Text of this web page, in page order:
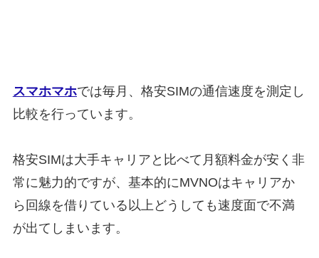
スマホマホでは毎月、格安SIMの通信速度を測定し
比較を行っています。
格安SIMは大手キャリアと比べて月額料金が安く非
常に魅力的ですが、基本的にMVNOはキャリアか
ら回線を借りている以上どうしても速度面で不満
が出てしまいます。